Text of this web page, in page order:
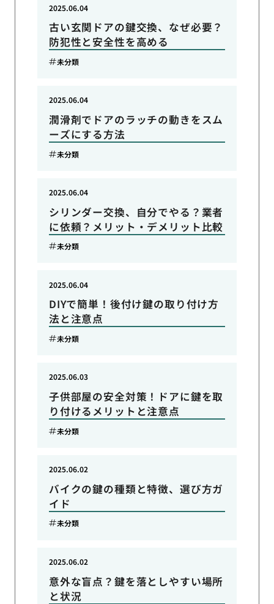
古い玄関ドアの鍵交換、なぜ必要？
防犯性と安全性を高める
2025.06.04
未分類
潤滑剤でドアのラッチの動きをスム
ーズにする方法
2025.06.04
未分類
シリンダー交換、自分でやる？業者
に依頼？メリット・デメリット比較
2025.06.04
未分類
DIYで簡単！後付け鍵の取り付け方
法と注意点
2025.06.04
未分類
子供部屋の安全対策！ドアに鍵を取
り付けるメリットと注意点
2025.06.03
未分類
バイクの鍵の種類と特徴、選び方ガ
イド
2025.06.02
未分類
意外な盲点？鍵を落としやすい場所
と状況
2025.06.02